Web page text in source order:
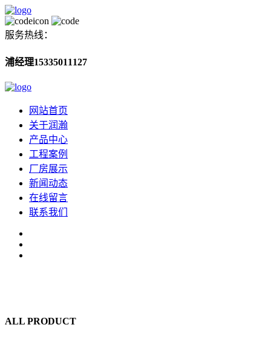
服务热线：
浦经理15335011127
网站首页
关于润瀚
产品中心
工程案例
厂房展示
新闻动态
在线留言
联系我们
ALL PRODUCT